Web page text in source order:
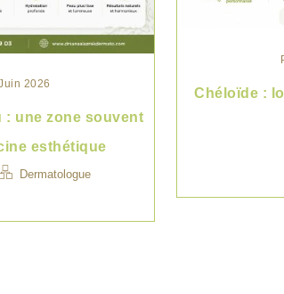
2026
: une zone souvent
esthétique
Dermatologue
Chéloïde :